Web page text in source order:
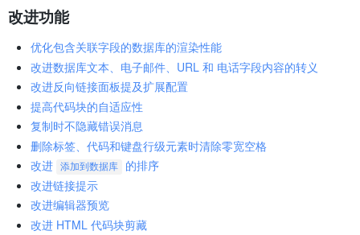
改进功能
优化包含关联字段的数据库的渲染性能
改进数据库文本、电子邮件、URL 和 电话字段内容的转义
改进反向链接面板提及扩展配置
提高代码块的自适应性
复制时不隐藏错误消息
删除标签、代码和键盘行级元素时清除零宽空格
改进
添加到数据库
的排序
改进链接提示
改进编辑器预览
改进 HTML 代码块剪藏